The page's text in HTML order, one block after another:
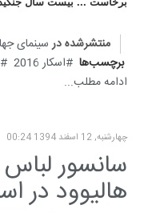
منتشرشده در سینمای
برچسب‌ها
اسکار 2016
ادامه مطلب...
چهارشنبه, 12 اسفند 1394 00:24
سانسور
هالیوود در اسکار